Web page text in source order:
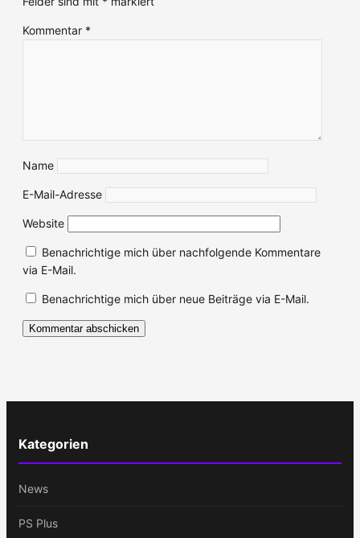
Kommentar *
Name
E-Mail-Adresse
Website
Benachrichtige mich über nachfolgende Kommentare
via E-Mail.
Benachrichtige mich über neue Beiträge via E-Mail.
Kategorien
News
PS Plus